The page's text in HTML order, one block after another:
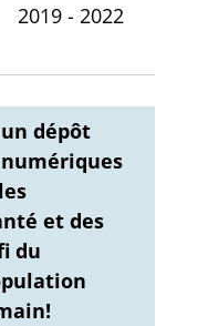
2019 - 2022
dépôt
numériques
et des
du